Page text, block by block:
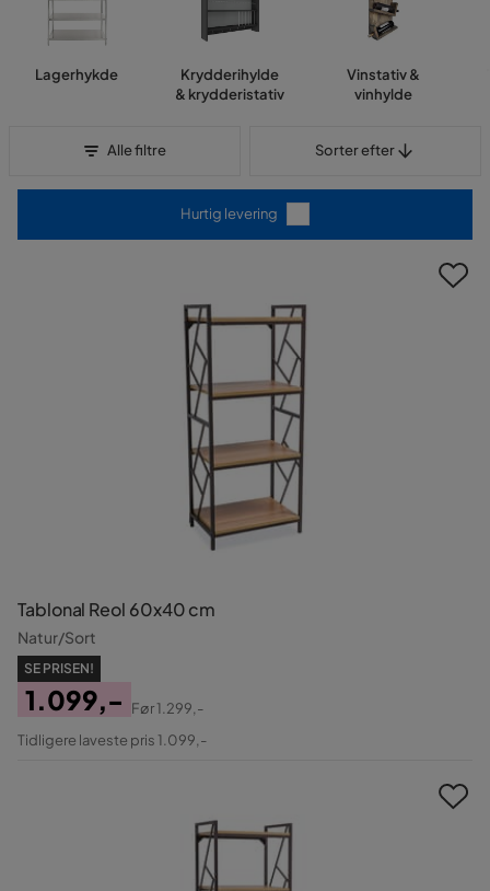
Lagerhykde
Krydderihylde
& krydderistativ
Vinstativ &
vinhylde
Alle filtre Sorter efter
Hurtig levering
Tablonal Reol 60x40 cm
Natur/Sort
SE PRISEN!
Pris
1.099,-
Original
Før1.299,-
Tidligere laveste pris 1.099,-